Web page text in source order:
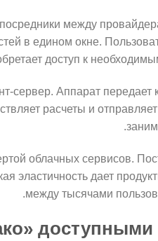
между
в едином окне.
доступ к
сервер. Аппарат передает
расчеты и
облачных сервисов.
эластичность дает
между тысячами